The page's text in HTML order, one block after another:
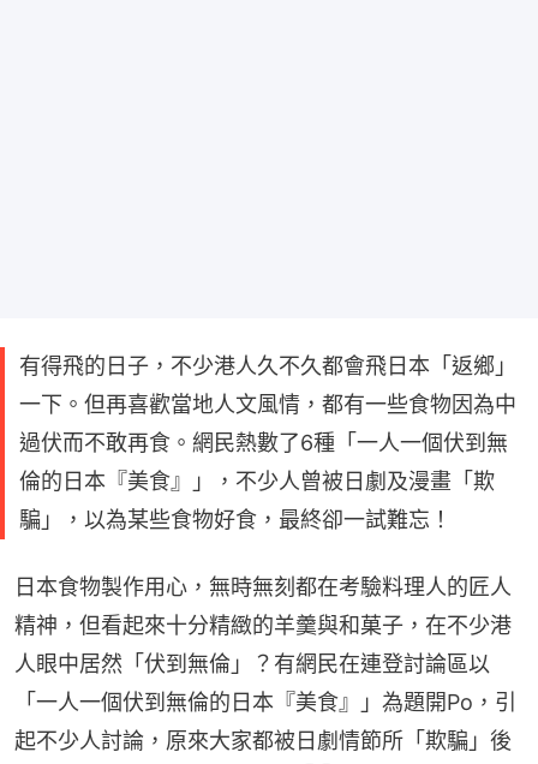
有得飛的日子，不少港人久不久都會飛日本「返鄉」
一下。但再喜歡當地人文風情，都有一些食物因為中
過伏而不敢再食。網民熱數了6種「一人一個伏到無
倫的日本『美食』」，不少人曾被日劇及漫畫「欺
騙」，以為某些食物好食，最終卻一試難忘！
日本食物製作用心，無時無刻都在考驗料理人的匠人
精神，但看起來十分精緻的羊羹與和菓子，在不少港
人眼中居然「伏到無倫」？有網民在連登討論區以
「一人一個伏到無倫的日本『美食』」為題開Po，引
起不少人討論，原來大家都被日劇情節所「欺騙」後